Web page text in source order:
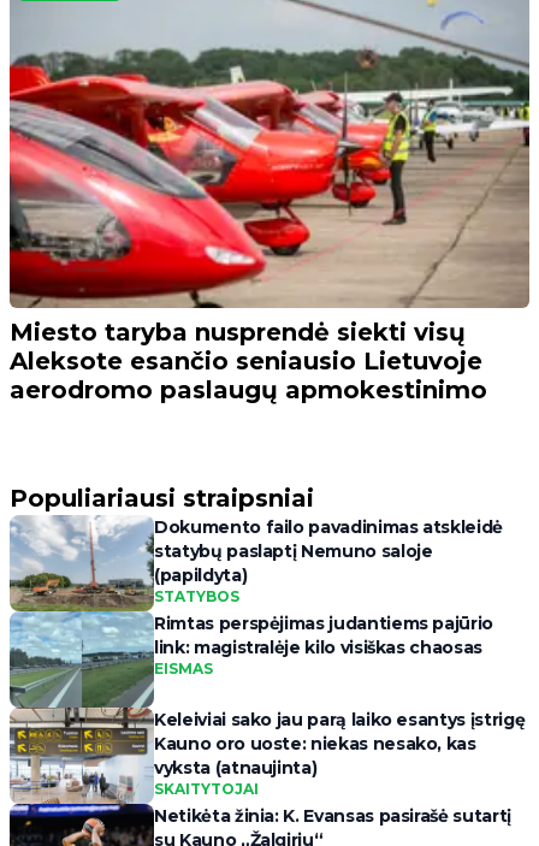
Miesto taryba nusprendė siekti visų
Aleksote esančio seniausio Lietuvoje
aerodromo paslaugų apmokestinimo
Populiariausi straipsniai
Dokumento failo pavadinimas atskleidė
statybų paslaptį Nemuno saloje
(papildyta)
STATYBOS
Rimtas perspėjimas judantiems pajūrio
link: magistralėje kilo visiškas chaosas
EISMAS
Keleiviai sako jau parą laiko esantys įstrigę
Kauno oro uoste: niekas nesako, kas
vyksta (atnaujinta)
SKAITYTOJAI
Netikėta žinia: K. Evansas pasirašė sutartį
su Kauno „Žalgiriu“